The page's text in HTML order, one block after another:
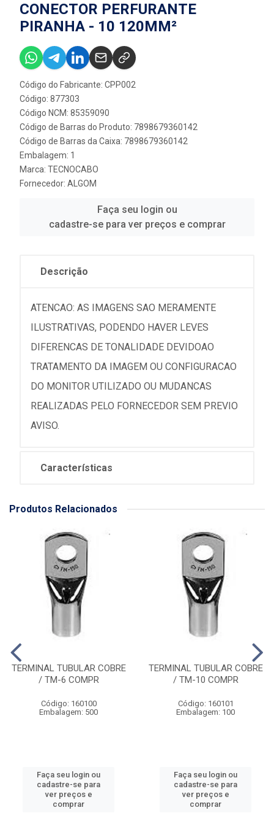
CONECTOR PERFURANTE
PIRANHA - 10 120MM²
Código do Fabricante: CPP002
Código: 877303
Código NCM: 85359090
Código de Barras do Produto: 7898679360142
Código de Barras da Caixa: 7898679360142
Embalagem: 1
Marca: TECNOCABO
Fornecedor: ALGOM
Faça seu login ou
cadastre-se para ver preços e comprar
Descrição
ATENCAO: AS IMAGENS SAO MERAMENTE
ILUSTRATIVAS, PODENDO HAVER LEVES
DIFERENCAS DE TONALIDADE DEVIDOAO
TRATAMENTO DA IMAGEM OU CONFIGURACAO
DO MONITOR UTILIZADO OU MUDANCAS
REALIZADAS PELO FORNECEDOR SEM PREVIO
AVISO.
Características
Produtos Relacionados
TERMINAL TUBULAR COBRE
/ TM-6 COMPR
Código: 160100
Embalagem: 500
Faça seu login ou
cadastre-se para
ver preços e
comprar
TERMINAL TUBULAR COBRE
/ TM-10 COMPR
Código: 160101
Embalagem: 100
Faça seu login ou
cadastre-se para
ver preços e
comprar